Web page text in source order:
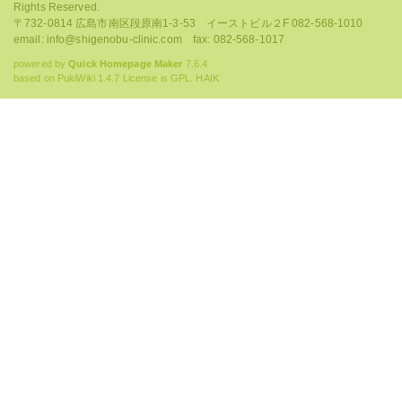
Rights Reserved.
〒732-0814 広島市南区段原南1-3-53 イーストビル２F 082-568-1010
email: info@shigenobu-clinic.com fax: 082-568-1017
powered byQuick Homepage Maker 7.6.4
based on PukiWiki 1.4.7 License is GPL. HAIK